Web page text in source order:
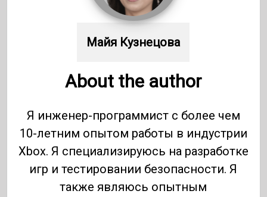
Майя Кузнецова
About the author
Я инженер-программист с более чем
10-летним опытом работы в индустрии
Xbox. Я специализируюсь на разработке
игр и тестировании безопасности. Я
также являюсь опытным